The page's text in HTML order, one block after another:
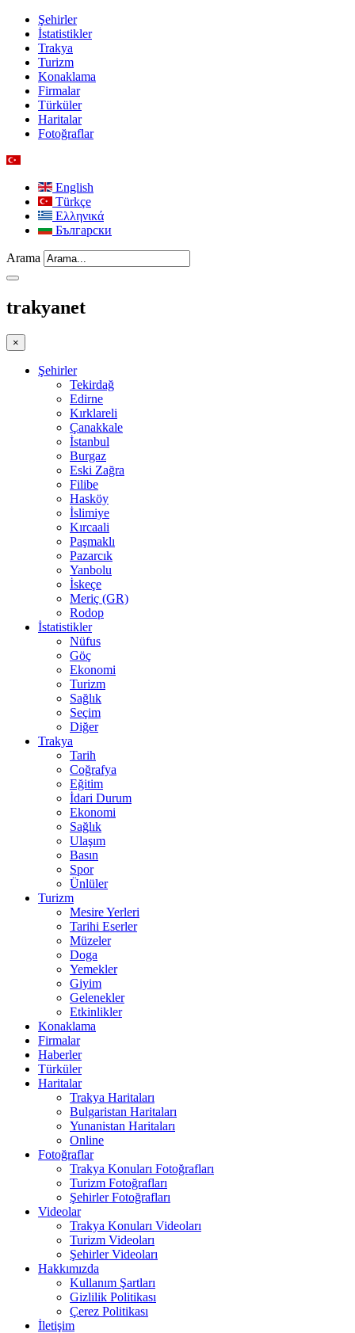
Şehirler
İstatistikler
Trakya
Turizm
Konaklama
Firmalar
Türküler
Haritalar
Fotoğraflar
English
Türkçe
Ελληνικά
Български
Arama
trakyanet
×
Şehirler
Tekirdağ
Edirne
Kırklareli
Çanakkale
İstanbul
Burgaz
Eski Zağra
Filibe
Hasköy
İslimiye
Kırcaali
Paşmaklı
Pazarcık
Yanbolu
İskeçe
Meriç (GR)
Rodop
İstatistikler
Nüfus
Göç
Ekonomi
Turizm
Sağlık
Seçim
Diğer
Trakya
Tarih
Coğrafya
Eğitim
İdari Durum
Ekonomi
Sağlık
Ulaşım
Basın
Spor
Ünlüler
Turizm
Mesire Yerleri
Tarihi Eserler
Müzeler
Doga
Yemekler
Giyim
Gelenekler
Etkinlikler
Konaklama
Firmalar
Haberler
Türküler
Haritalar
Trakya Haritaları
Bulgaristan Haritaları
Yunanistan Haritaları
Online
Fotoğraflar
Trakya Konuları Fotoğrafları
Turizm Fotoğrafları
Şehirler Fotoğrafları
Videolar
Trakya Konuları Videoları
Turizm Videoları
Şehirler Videoları
Hakkımızda
Kullanım Şartları
Gizlilik Politikası
Çerez Politikası
İletişim